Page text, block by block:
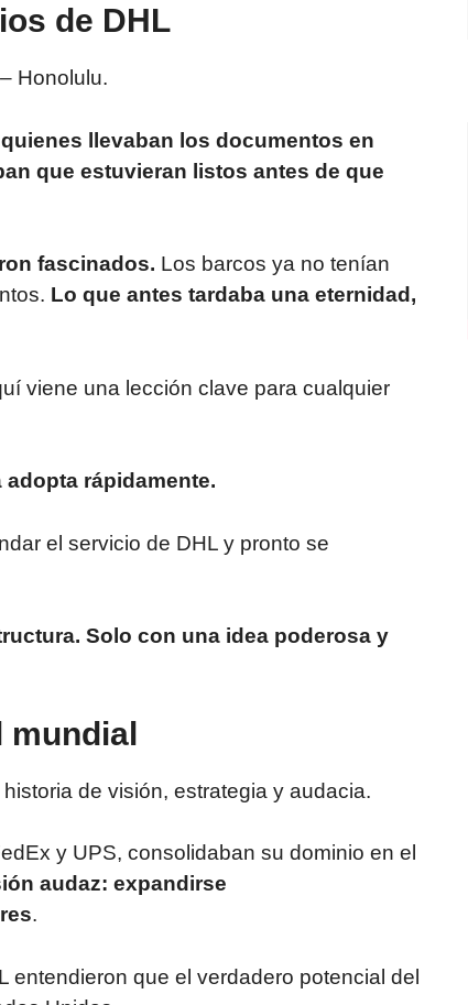
de DHL
Honolulu.
llevaban los documentos en
que estuvieran listos antes de que
fascinados. Los barcos ya no tenían
Lo que antes tardaba una eternidad,
viene una lección clave para cualquier
rápidamente.
el servicio de DHL y pronto se
Solo con una idea poderosa y
mundial
de visión, estrategia y audacia.
y UPS, consolidaban su dominio en el
audaz: expandirse
.
que el verdadero potencial del